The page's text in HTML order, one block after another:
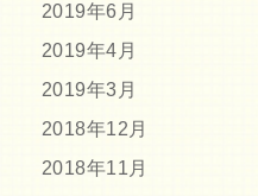
2019年6月
2019年4月
2019年3月
2018年12月
2018年11月